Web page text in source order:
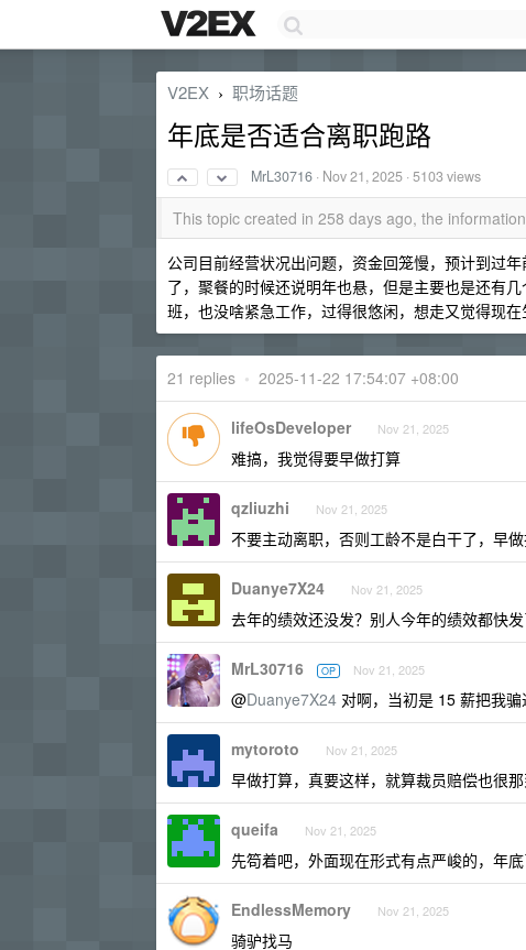
V2EX › 职场话题
年底是否适合离职跑路
MrL30716 · Nov 21, 2025 · 5103 views
This topic created in 258 days ago, the
公司目前经营状况出问题，资金回笼慢，预计到过
了，聚餐的时候还说明年也悬，但是主要也是还有
班，也没啥紧急工作，过得很悠闲，想走又觉得现
21 replies • 2025-11-22 17:54:07 +08:00
lifeOsDeveloper Nov 21, 2025
难搞，我觉得要早做打算
qzliuzhi Nov 21, 2025
不要主动离职，否则工龄不是白干了，早
Duanye7X24 Nov 21, 2025
去年的绩效还没发？别人今年的绩效都快
MrL30716 OP Nov 21, 2025
@Duanye7X24 对啊，当初是 15 薪把我骗
mytoroto Nov 21, 2025
早做打算，真要这样，就算裁员赔偿也很
queifa Nov 21, 2025
先笱着吧，外面现在形式有点严峻的，年
EndlessMemory Nov 21, 2025
骑驴找马